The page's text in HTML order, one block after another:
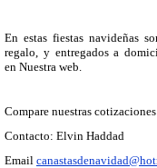
En estas fiestas navideñas
regalo, y entregados a
en Nuestra web.
Compare nuestras
Contacto: Elvin Haddad
Email